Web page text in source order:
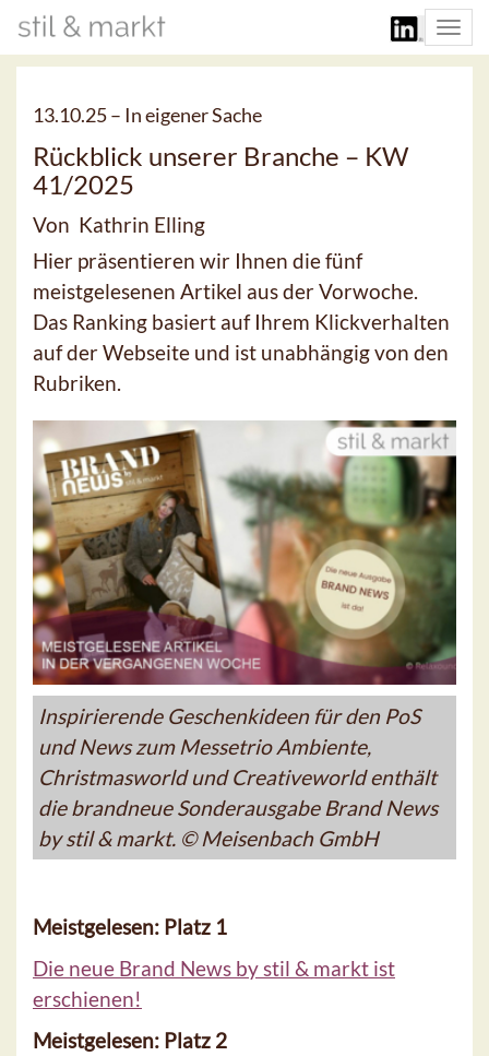
13.10.25 – In eigener Sache
Rückblick unserer Branche – KW
41/2025
Von Kathrin Elling
Hier präsentieren wir Ihnen die fünf
meistgelesenen Artikel aus der Vorwoche.
Das Ranking basiert auf Ihrem Klickverhalten
auf der Webseite und ist unabhängig von den
Rubriken.
Inspirierende Geschenkideen für den PoS
und News zum Messetrio Ambiente,
Christmasworld und Creativeworld enthält
die brandneue Sonderausgabe Brand News
by stil & markt. © Meisenbach GmbH
Meistgelesen: Platz 1
Die neue Brand News by stil & markt ist
erschienen!
Meistgelesen: Platz 2